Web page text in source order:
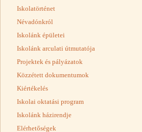
Iskolatörténet
Névadónkról
Iskolánk épületei
Iskolánk arculati útmutatója
Projektek és pályázatok
Közzétett dokumentumok
Kiértékelés
Iskolai oktatási program
Iskolánk házirendje
Elérhetőségek